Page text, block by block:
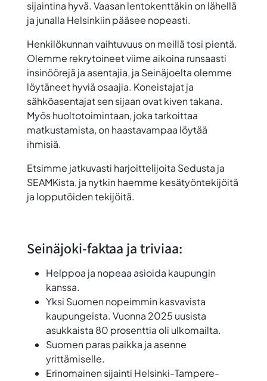
sijaintina hyvä. Vaasan lentokenttäkin on lähellä
ja junalla Helsinkiin pääsee nopeasti.
Henkilökunnan vaihtuvuus on meillä tosi pientä.
Olemme rekrytoineet viime aikoina runsaasti
insinöörejä ja asentajia, ja Seinäjoelta olemme
löytäneet hyviä osaajia. Koneistajat ja
sähköasentajat sen sijaan ovat kiven takana.
Myös huoltotoimintaan, joka tarkoittaa
matkustamista, on haastavampaa löytää
ihmisiä.
Etsimme jatkuvasti harjoittelijoita Sedusta ja
SEAMKista, ja nytkin haemme kesätyöntekijöitä
ja lopputöiden tekijöitä.
Seinäjoki-faktaa ja triviaa:
Helppoa ja nopeaa asioida kaupungin
kanssa.
Yksi Suomen nopeimmin kasvavista
kaupungeista. Vuonna 2025 uusista
asukkaista 80 prosenttia oli ulkomailta.
Suomen paras paikka ja asenne
yrittämiselle.
Erinomainen sijainti Helsinki-Tampere-